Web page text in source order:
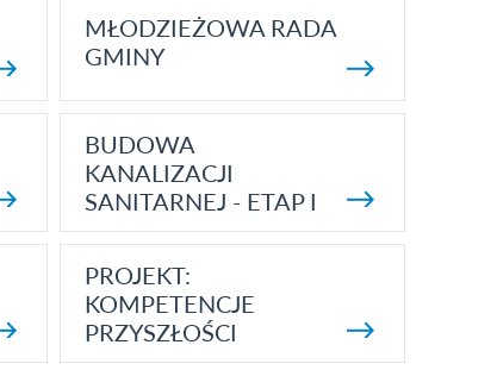
MŁODZIEŻOWA RADA
GMINY
BUDOWA
KANALIZACJI
SANITARNEJ - ETAP I
PROJEKT:
KOMPETENCJE
PRZYSZŁOŚCI